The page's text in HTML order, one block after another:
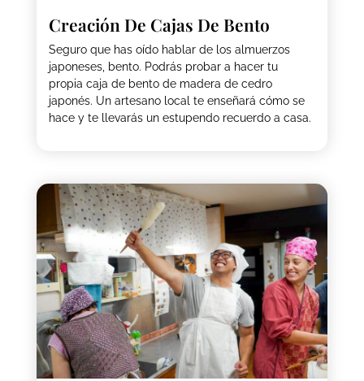
Creación De Cajas De Bento
Seguro que has oído hablar de los almuerzos
japoneses, bento. Podrás probar a hacer tu
propia caja de bento de madera de cedro
japonés. Un artesano local te enseñará cómo se
hace y te llevarás un estupendo recuerdo a casa.